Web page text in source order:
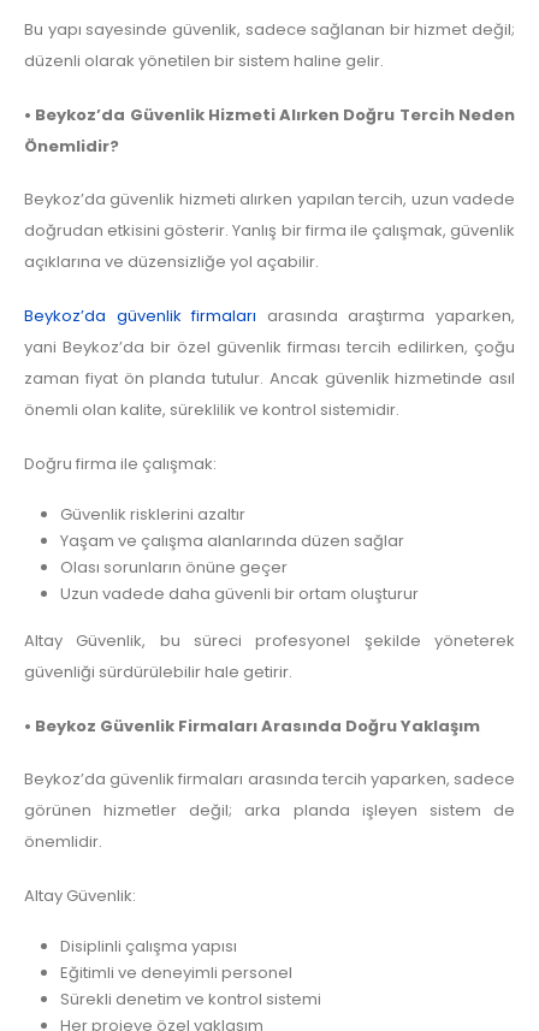
Bu yapı sayesinde güvenlik, sadece sağlanan bir hizmet değil;
düzenli olarak yönetilen bir sistem haline gelir.
• Beykoz’da Güvenlik Hizmeti Alırken Doğru Tercih Neden
Önemlidir?
Beykoz’da güvenlik hizmeti alırken yapılan tercih, uzun vadede
doğrudan etkisini gösterir. Yanlış bir firma ile çalışmak, güvenlik
açıklarına ve düzensizliğe yol açabilir.
Beykoz’da güvenlik firmaları arasında araştırma yaparken,
yani Beykoz’da bir özel güvenlik firması tercih edilirken, çoğu
zaman fiyat ön planda tutulur. Ancak güvenlik hizmetinde asıl
önemli olan kalite, süreklilik ve kontrol sistemidir.
Doğru firma ile çalışmak:
Güvenlik risklerini azaltır
Yaşam ve çalışma alanlarında düzen sağlar
Olası sorunların önüne geçer
Uzun vadede daha güvenli bir ortam oluşturur
Altay Güvenlik, bu süreci profesyonel şekilde yöneterek
güvenliği sürdürülebilir hale getirir.
• Beykoz Güvenlik Firmaları Arasında Doğru Yaklaşım
Beykoz’da güvenlik firmaları arasında tercih yaparken, sadece
görünen hizmetler değil; arka planda işleyen sistem de
önemlidir.
Altay Güvenlik:
Disiplinli çalışma yapısı
Eğitimli ve deneyimli personel
Sürekli denetim ve kontrol sistemi
Her projeye özel yaklaşım